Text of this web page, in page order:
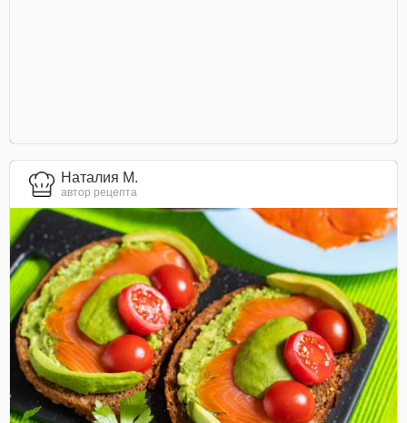
Наталия М.
автор рецепта